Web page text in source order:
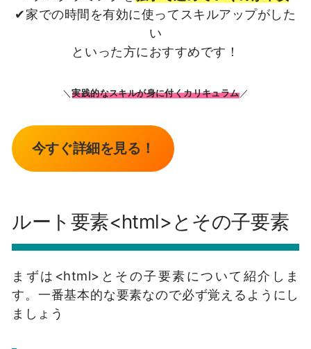
✔家での時間を有効に使ってスキルアップがした
い
といった方におすすめです！
＼実践的なスキルが身に付くカリキュラム／
今すぐ詳細を見る！
ルート要素<html>とその子要素
まずは<html>とその子要素について紹介しま
す。一番基本的な要素なので必ず覚えるようにし
ましょう